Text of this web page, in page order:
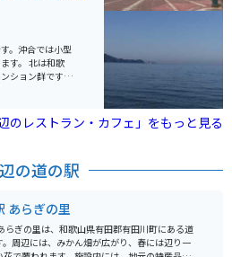
。沖合では小型
す。 北は和歌
ション群です。
あります。 夏は
辺のレストラン・カフェ」をもっと見る
の道の駅
あらぎの里
らぎの里は、和歌山県有田郡有田川町にある道
。周辺には、みかん畑が広がり、春には辺り一